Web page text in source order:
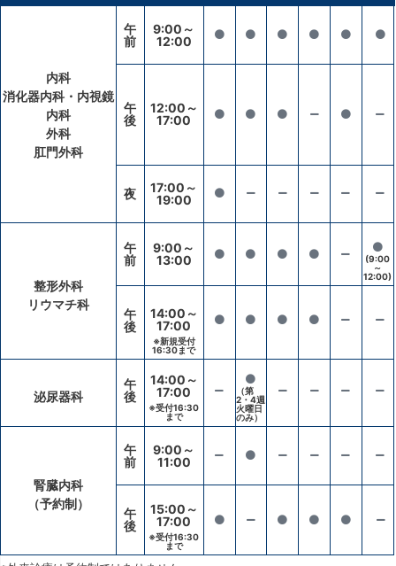
午
前
9:00～
12:00
内科
消化器内科・内視鏡
内科
外科
肛門外科
午
後
12:00～
17:00
夜
17:00～
19:00
午
前
9:00～
13:00
(9:00
～
12:00)
整形外科
リウマチ科
午
後
14:00～
17:00
※新規受付
16:30まで
泌尿器科
午
後
14:00～
17:00
※受付16:30
まで
（第
2・4週
火曜日
のみ）
午
前
9:00～
11:00
腎臓内科
（予約制）
午
後
15:00～
17:00
※受付16:30
まで